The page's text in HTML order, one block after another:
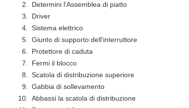
Determini l'Assemblea di piatto
Driver
Sistema elettrico
Giunto di supporto dell'interruttore
Protettore di caduta
Fermi il blocco
Scatola di distribuzione superiore
Gabbia di sollevamento
Abbassi la scatola di distribuzione